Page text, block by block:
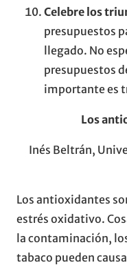
Celebre los
presupuestos
llegado. No
presupuestos
importante es
Los
Inés Beltrán,
Los antioxidantes
estrés oxidativo.
la contaminación,
tabaco pueden